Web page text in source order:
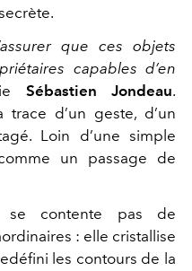
que ces objets
capables d’en
Sébastien Jondeau.
d’un geste, d’un
Loin d’une simple
un passage de
se contente pas de
: elle cristallise
les contours de la